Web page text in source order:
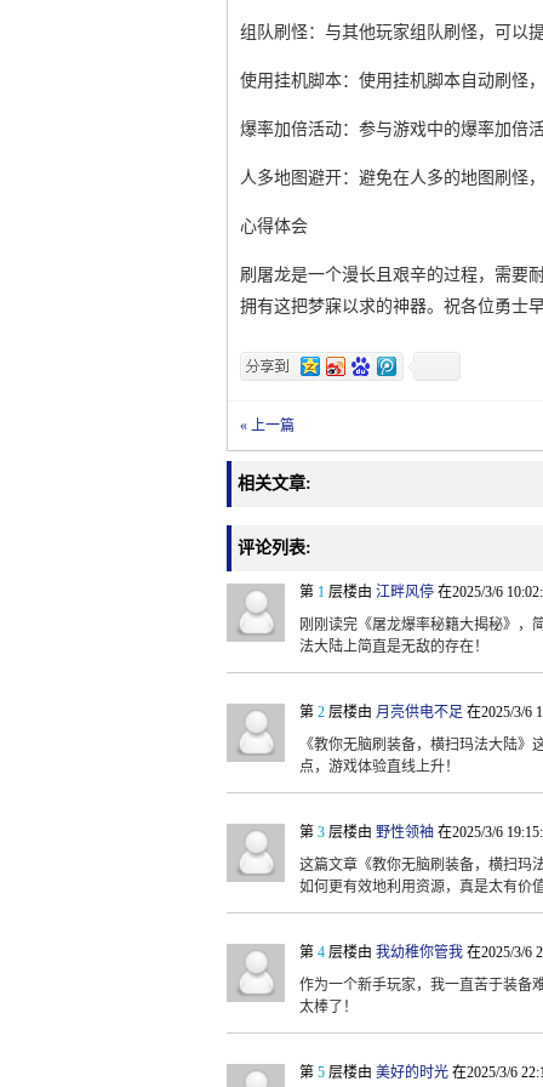
组队刷怪：与其他玩家组队刷怪，可以
使用挂机脚本：使用挂机脚本自动刷怪
爆率加倍活动：参与游戏中的爆率加倍
人多地图避开：避免在人多的地图刷怪
心得体会
刷屠龙是一个漫长且艰辛的过程，需要
拥有这把梦寐以求的神器。祝各位勇士
« 上一篇
相关文章:
评论列表:
第 1 层楼由 江畔风停 在2025/3/6
刚刚读完《屠龙爆率秘籍大揭秘》，
法大陆上简直是无敌的存在！
第 2 层楼由 月亮供电不足 在2025/3/6
《教你无脑刷装备，横扫玛法大陆
点，游戏体验直线上升！
第 3 层楼由 野性领袖 在2025/3/6
这篇文章《教你无脑刷装备，横扫玛
如何更有效地利用资源，真是太有价
第 4 层楼由 我幼稚你管我 在2025/3/6
作为一个新手玩家，我一直苦于装备
太棒了！
第 5 层楼由 美好的时光 在2025/3/6